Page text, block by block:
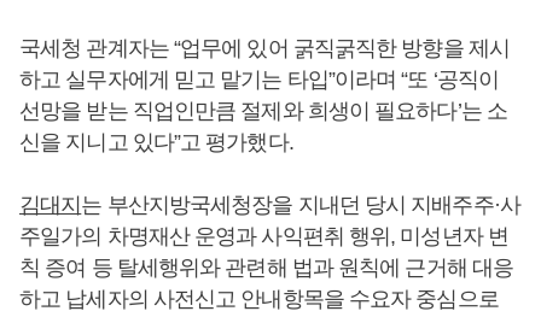
국세청 관계자는 “업무에 있어 굵직굵직한 방향을 제시
하고 실무자에게 믿고 맡기는 타입”이라며 “또 ‘공직이
선망을 받는 직업인만큼 절제와 희생이 필요하다’는 소
신을 지니고 있다”고 평가했다.
김대지 는 부산지방국세청장을 지내던 당시 지배주주·사
주일가의 차명재산 운영과 사익편취 행위, 미성년자 변
칙 증여 등 탈세행위와 관련해 법과 원칙에 근거해 대응
하고 납세자의 사전신고 안내항목을 수요자 중심으로